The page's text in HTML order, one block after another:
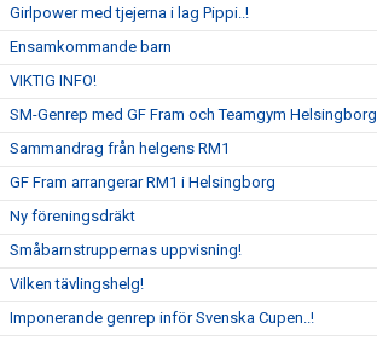
Girlpower med tjejerna i lag Pippi..!
Ensamkommande barn
VIKTIG INFO!
SM-Genrep med GF Fram och Teamgym Helsingborg
Sammandrag från helgens RM1
GF Fram arrangerar RM1 i Helsingborg
Ny föreningsdräkt
Småbarnstruppernas uppvisning!
Vilken tävlingshelg!
Imponerande genrep inför Svenska Cupen..!